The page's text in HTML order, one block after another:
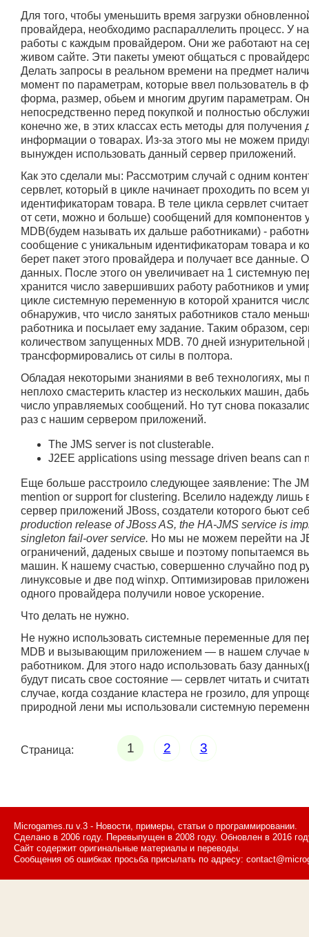
Для того, чтобы уменьшить время загрузки
провайдера, необходимо распараллелить процесс. У
работы с каждым провайдером. Они же работают на
живом сайте. Эти пакеты умеют общаться с
Делать запросы в реальном времени на предмет
момент по параметрам, которые ввел пользователь в
форма, размер, обьем и многим другим параметрам.
непосредственно перед покупкой и полностью
конечно же, в этих классах есть методы для получения
информации о товарах. Из-за этого мы не можем
вынужден использовать данный сервер приложений.
Как это сделали мы: Рассмотрим случай с одним
сервлет, который в цикле начинает проходить по всем
идентификаторам товара. В теле цикла сервлет
от сети, можно и больше) сообщений для
MDB(будем называть их дальше работниками) -
сообщение с уникальным идентификаторам товара и
берет пакет этого провайдера и получает все данные.
данных. После этого он увеличивает на 1 системную
хранится число завершивших работу работников и
цикле системную переменную в которой хранится
обнаружив, что число занятых работников стало
работника и посылает ему задание. Таким образом,
количеством запущенных MDB. 70 дней изнурительной
трансформировались от силы в полтора.
Обладая некоторыми знаниями в веб технологиях, мы
неплохо смастерить кластер из нескольких машин,
число управляемых сообщений. Но тут снова
раз с нашим сервером приложений.
The JMS server is not clusterable.
J2EE applications using message driven beans can
Еще больше расстроило следующее заявление: The
mention or support for clustering. Вселило надежду лишь
сервер приложений JBoss, создатели которого бьют
production release of JBoss AS, the HA-JMS service is
singleton fail-over service. Но мы не можем перейти на
ограничений, даденых свыше и поэтому попытаемся
машин. К нашему счастью, совершенно случайно под
линуксовые и две под winxp. Оптимизировав
одного провайдера получили новое ускорение.
Что делать не нужно.
Не нужно использовать системные переменные для
MDB и вызывающим приложением — в нашем случае
работником. Для этого надо использовать базу
будут писать свое состояние — сервлет читать и
случае, когда создание кластера не грозило, для
природной лени мы использовали системную
Страница: 1 2 3
Microgames.ru v.3 - Новости, примеры, статьи о программировании.
Сделано в 2006 году. Перевыпущен в 2008 году. Обновлен в 2016
Сайт содержит оригинальные материалы и переводы.
Сообщения об ошибках просьба присылать по адресу: